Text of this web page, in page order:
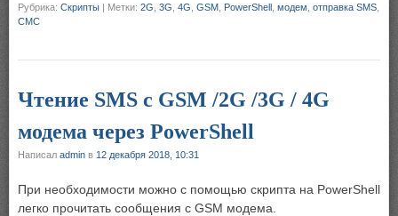
Рубрика: Скрипты | Метки: 2G 3G 4G GSM PowerShell модем отправка SMS
СМС
Чтение SMS с GSM /2G /3G / 4G
модема через PowerShell
Написал admin в 12 декабря 2018, 10:31
При необходимости можно с помощью скрипта на PowerShell
легко прочитать сообщения с GSM модема.